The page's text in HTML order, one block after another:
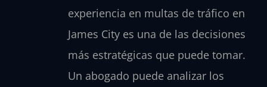
experiencia en multas de tráfico en
James City es una de las decisiones
más estratégicas que puede tomar.
Un abogado puede analizar los